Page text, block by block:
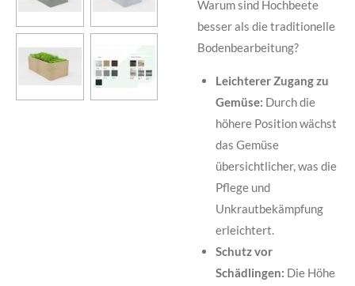
Warum sind Hochbeete
besser als die traditionelle
Bodenbearbeitung?
Leichterer Zugang zu
Gemüse: Durch die
höhere Position wächst
das Gemüse
übersichtlicher, was die
Pflege und
Unkrautbekämpfung
erleichtert.
Schutz vor
Schädlingen: Die Höhe